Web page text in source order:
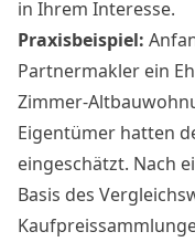
in Ihrem Interesse.
Praxisbeispiel:
Partnermakler ein
Zimmer-
Eigentümer hatten
eingeschätzt. Nach
Basis des